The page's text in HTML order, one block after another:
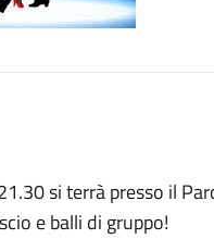
si terrà presso il
e balli di gruppo!